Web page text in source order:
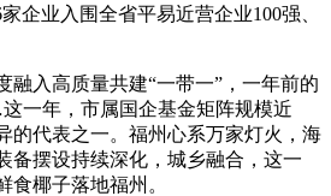
企业入围全省平易近营企业100强、
入高质量共建“一带一”，一年前的
一年，市属国企基金矩阵规模近
的代表之一。福州心系万家灯火，海
备摆设持续深化，城乡融合，这一
食椰子落地福州。